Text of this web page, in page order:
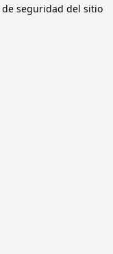
seguridad del sitio